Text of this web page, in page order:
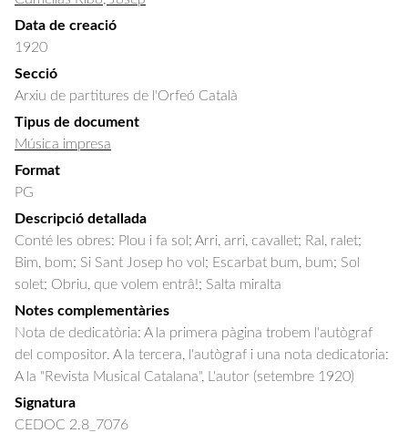
Data de creació
1920
Secció
Arxiu de partitures de l'Orfeó Català
Tipus de document
Música impresa
Format
PG
Descripció detallada
Conté les obres: Plou i fa sol; Arri, arri, cavallet; Ral, ralet;
Bim, bom; Si Sant Josep ho vol; Escarbat bum, bum; Sol
solet; Obriu, que volem entrâ!; Salta miralta
Notes complementàries
Nota de dedicatòria: A la primera pàgina trobem l'autògraf
del compositor. A la tercera, l'autògraf i una nota dedicatoria:
A la "Revista Musical Catalana", L'autor (setembre 1920)
Signatura
CEDOC 2.8_7076